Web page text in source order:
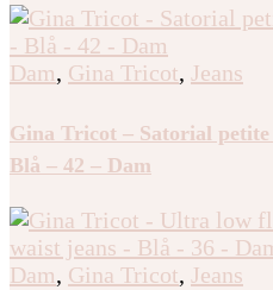
Dam, Gina Tricot, Jeans
Gina Tricot – Satorial
Blå – 42 – Dam
Dam, Gina Tricot, Jeans